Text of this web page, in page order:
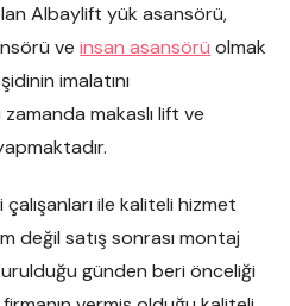
Albaylift yük asansörü,
veinsan asansörü olmak
imalatını
makaslı lift ve
ile kaliteli hizmet
değil satış sonrası montaj
günden beri önceliği